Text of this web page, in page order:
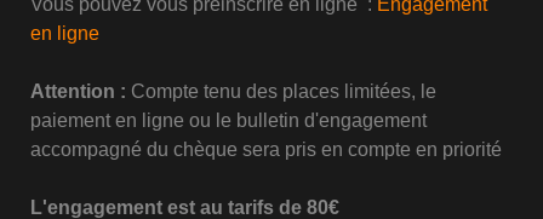
en ligne
Attention : Compte tenu des places limitées, le
paiement en ligne ou le bulletin d'engagement
accompagné du chèque sera pris en compte en priorité
L'engagement est au tarifs de 80€